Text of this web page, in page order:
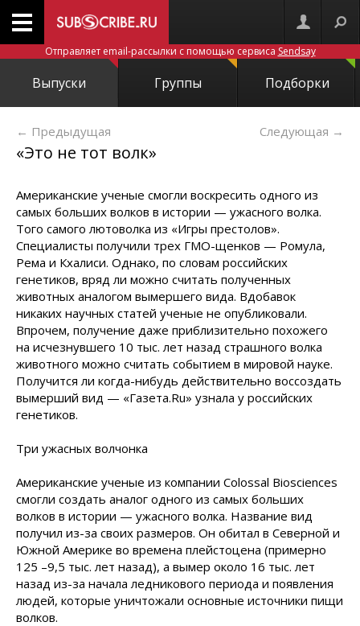
Отправляет email-рассылки с помощью сервиса Sendsay
Выпуски Группы Подборки
← Предыдущая Следующая →
«Это не тот волк»
Американские ученые смогли воскресить одного из
самых больших волков в истории — ужасного волка.
Того самого лютоволка из «Игры престолов».
Специалисты получили трех ГМО-щенков — Ромула,
Рема и Кхалиси. Однако, по словам российских
генетиков, вряд ли можно считать полученных
животных аналогом вымершего вида. Вдобавок
никаких научных статей ученые не опубликовали.
Впрочем, получение даже приблизительно похожего
на исчезнувшего 10 тыс. лет назад страшного волка
животного можно считать событием в мировой науке.
Получится ли когда-нибудь действительно воссоздать
вымерший вид — «Газета.Ru» узнала у российских
генетиков.
Три ужасных волчонка
Американские ученые из компании Colossal Biosciences
смогли создать аналог одного из самых больших
волков в истории — ужасного волка. Название вид
получил из-за своих размеров. Он обитал в Северной и
Южной Америке во времена плейстоцена (примерно
125 –9,5 тыс. лет назад), а вымер около 16 тыс. лет
назад из-за начала ледникового периода и появления
людей, которые уничтожали основные источники пищи
волков.